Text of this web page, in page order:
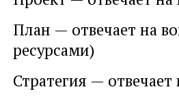
План — отвечает на
ресурсами)
Стратегия — отвечает